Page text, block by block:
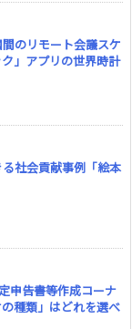
のリモート会議スケ
」アプリの世界時計
社会貢献事例「絵本
申告書等作成コーナ
種類」はどれを選べ